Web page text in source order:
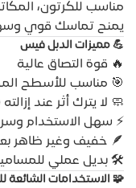
مناسب للكرتون،
يمنح تماسك قوي
💪 مميزات الدبل فيس
🔥 قوة التصاق عالية
🎯 مناسب للأسطح
🧼 لا يترك أثر عند
⚡ سهل الاستخدام
🪶 خفيف وغير ظاهر بعد الاستخدام
🛠 بديل عملي
🧩 الاستخدامات الشائعة